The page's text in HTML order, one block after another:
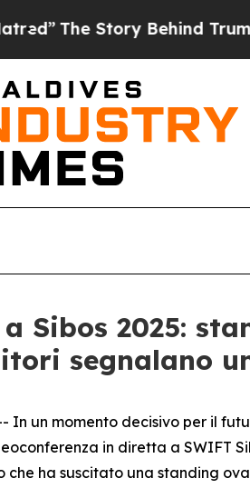
The Story Behind Trump’s
Sibos 2025:
segnalano
-- In un momento decisivo per il
in diretta a SWIFT
ha suscitato una standing